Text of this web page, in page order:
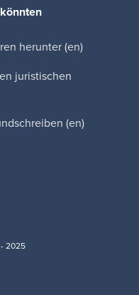
herunter (en)
juristischen
(en)
2025